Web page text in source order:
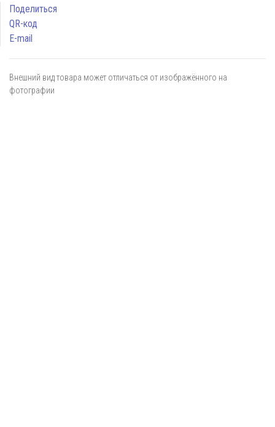
Поделиться
QR-код
E-mail
Внешний вид товара может отличаться от изображённого на
фотографии